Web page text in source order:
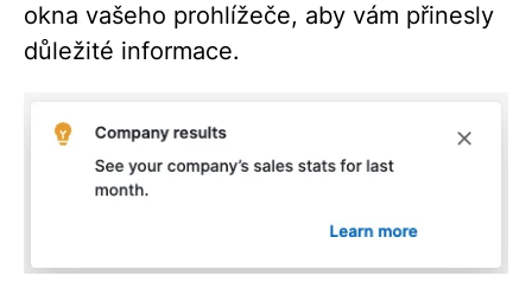
okna vašeho prohlížeče, aby vám přinesly
důležité informace.